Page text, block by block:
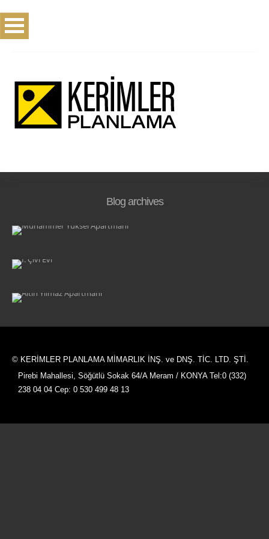
Blog archives
MUHAMMER YÜKSEL APARTMANI
ALTIN YILMAZ APARTMANI
© KERİMLER PLANLAMA MİMARLIK İNŞ. ve DNŞ. TİC. LTD. ŞTİ.
Pirebi Mahallesi, Söğütlü Sokak 64/A Meram / KONYA Tel:0 (332)
238 04 04 Cep: 0 530 499 48 13